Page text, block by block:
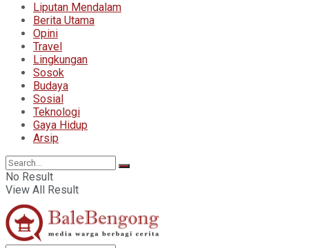
Liputan Mendalam
Berita Utama
Opini
Travel
Lingkungan
Sosok
Budaya
Sosial
Teknologi
Gaya Hidup
Arsip
No Result
View All Result